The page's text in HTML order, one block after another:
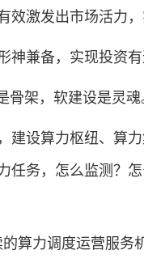
效激发出市场活力
兼备，实现投资有
架，软建设是灵魂
设算力枢纽、算力
任务，怎么监测？
力调度运营服务